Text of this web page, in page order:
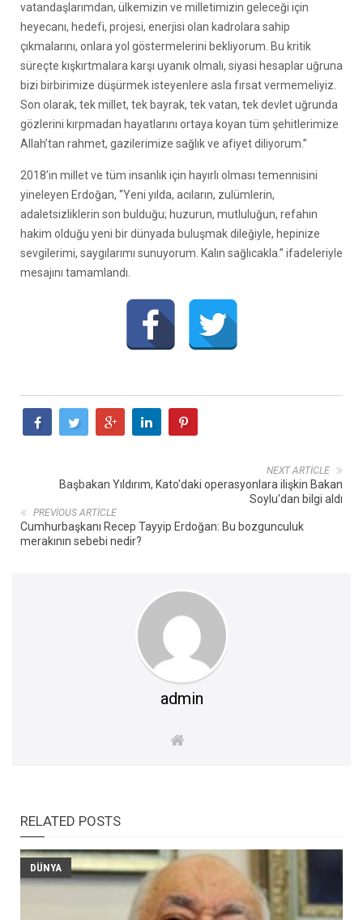
vatandaşlarımdan, ülkemizin ve milletimizin geleceği için
heyecanı, hedefi, projesi, enerjisi olan kadrolara sahip
çıkmalarını, onlara yol göstermelerini bekliyorum. Bu kritik
süreçte kışkırtmalara karşı uyanık olmalı, siyasi hesaplar uğruna
bizi birbirimize düşürmek isteyenlere asla fırsat vermemeliyiz.
Son olarak, tek millet, tek bayrak, tek vatan, tek devlet uğrunda
gözlerini kırpmadan hayatlarını ortaya koyan tüm şehitlerimize
Allah’tan rahmet, gazilerimize sağlık ve afiyet diliyorum.”
2018’in millet ve tüm insanlık için hayırlı olması temennisini
yineleyen Erdoğan, “Yeni yılda, acıların, zulümlerin,
adaletsizliklerin son bulduğu; huzurun, mutluluğun, refahın
hakim olduğu yeni bir dünyada buluşmak dileğiyle, hepinize
sevgilerimi, saygılarımı sunuyorum. Kalın sağlıcakla.” ifadeleriyle
mesajını tamamlandı.
NEXT ARTICLE
Başbakan Yıldırım, Kato'daki operasyonlara ilişkin Bakan
Soylu'dan bilgi aldı
PREVIOUS ARTICLE
Cumhurbaşkanı Recep Tayyip Erdoğan: Bu bozgunculuk
merakının sebebi nedir?
admin
RELATED POSTS
DÜNYA